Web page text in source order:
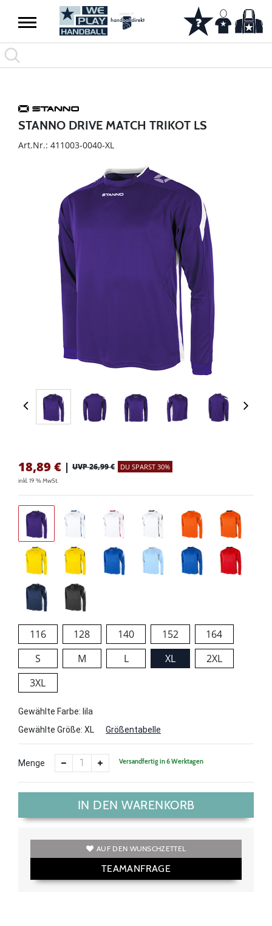
STANNO DRIVE MATCH TRIKOT LS
Art.Nr.: 411003-0040-XL
18,89 € | UVP 26,99 € DU SPARST 30%
inkl. 19 % MwSt.
116 128 140 152
164
S
M L XL
2XL
3XL
Gewählte Farbe: lila
Gewählte Größe: XL Größentabelle
Menge Versandfertig in 6 Werktagen
IN DEN WARENKORB
AUF DEN WUNSCHZETTEL
TEAMANFRAGE